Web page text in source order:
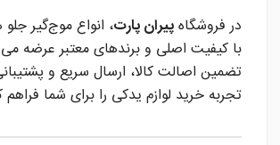
در فروشگاهپیران پارت
با کیفیت اصلی و برندهای معتبر عرضه
تضمین اصالت کالا، ارسال سریع و
تجربه خرید لوازم یدکی را برای شما فراهم